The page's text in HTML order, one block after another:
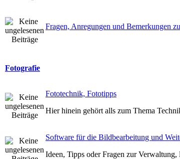
Fragen, Anregungen und Bemerkungen
Fotografie
Fototechnik, Fototipps
Hier hinein gehört alls zum Thema
Software für die Bildbearbeitung und
Ideen, Tipps oder Fragen zur